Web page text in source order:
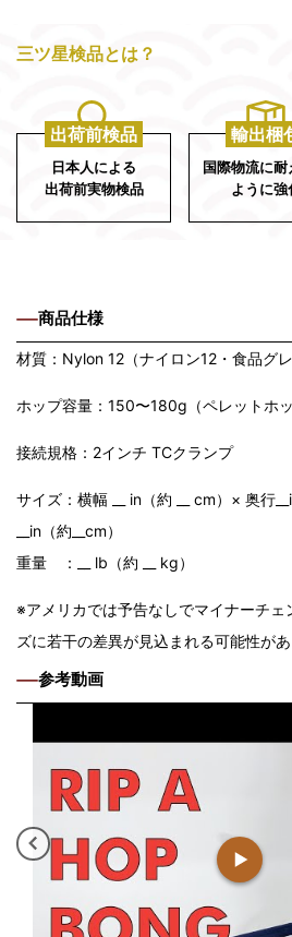
三ツ星検品とは？
出荷前検品
日本人による
出荷前実物検品
輸出梱
国際物流に耐
ように強
商品仕様
材質：Nylon 12（ナイロン12・食品グレ
ホップ容量：150〜180g（ペレットホッ
接続規格：2インチ TCクランプ
サイズ：横幅 __ in（約 __ cm）× 奥行
__in（約__cm）
重量 ：__ lb（約 __ kg）
※アメリカでは予告なしでマイナーチェ
ズに若干の差異が見込まれる可能性があ
参考動画